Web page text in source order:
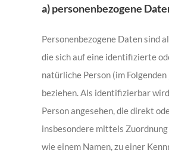
a) personenbezogene
Personenbezogene Daten sind
die sich auf eine identifizierte
natürliche Person (im Folgenden
beziehen. Als identifizierbar
Person angesehen, die direkt
insbesondere mittels
wie einem Namen, zu einer